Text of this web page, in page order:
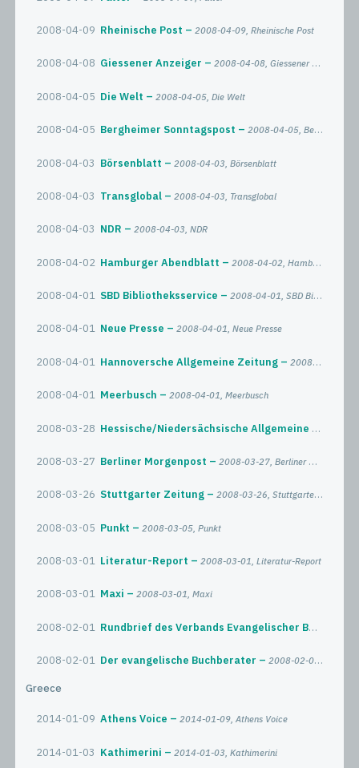
2008-04-09 Rheinische Post 2008-04-09, Rheinische Post
2008-04-08 Giessener Anzeiger 2008-04-08, Giessener Anzeiger
2008-04-05 Die Welt 2008-04-05, Die Welt
2008-04-05 Bergheimer Sonntagspost 2008-04-05, Bergheimer Sonntagspost
2008-04-03 Börsenblatt 2008-04-03, Börsenblatt
2008-04-03 Transglobal 2008-04-03, Transglobal
2008-04-03 NDR 2008-04-03, NDR
2008-04-02 Hamburger Abendblatt 2008-04-02, Hamburger Abendblatt
2008-04-01 SBD Bibliotheksservice 2008-04-01, SBD Bibliotheksservice
2008-04-01 Neue Presse 2008-04-01, Neue Presse
2008-04-01 Hannoversche Allgemeine Zeitung 2008-04-01, Hannoversche Allgemeine Zeitung
2008-04-01 Meerbusch 2008-04-01, Meerbusch
2008-03-28 Hessische/Niedersächsische Allgemeine
2008-03-27 Berliner Morgenpost 2008-03-27, Berliner Morgenpost
2008-03-26 Stuttgarter Zeitung 2008-03-26, Stuttgarter Zeitung
2008-03-05 Punkt 2008-03-05, Punkt
2008-03-01 Literatur-Report 2008-03-01, Literatur-Report
2008-03-01 Maxi 2008-03-01, Maxi
2008-02-01 Rundbrief des Verbands Evangelischer Büchereien in Hessen-Nassau
2008-02-01 Der evangelische Buchberater 2008-02-01, Der evangelische Buchberater
Greece
2014-01-09 Athens Voice 2014-01-09, Athens Voice
2014-01-03 Kathimerini 2014-01-03, Kathimerini